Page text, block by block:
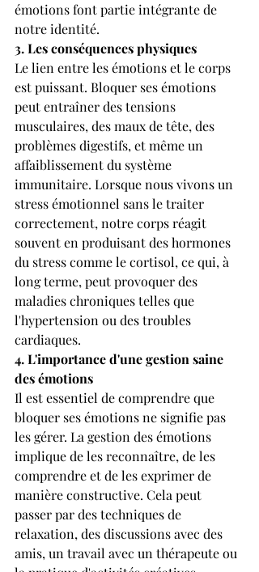
émotions font partie intégrante de
notre identité.
3. Les conséquences physiques
Le lien entre les émotions et le corps
est puissant. Bloquer ses émotions
peut entraîner des tensions
musculaires, des maux de tête, des
problèmes digestifs, et même un
affaiblissement du système
immunitaire. Lorsque nous vivons un
stress émotionnel sans le traiter
correctement, notre corps réagit
souvent en produisant des hormones
du stress comme le cortisol, ce qui, à
long terme, peut provoquer des
maladies chroniques telles que
l'hypertension ou des troubles
cardiaques.
4. L'importance d'une gestion saine
des émotions
Il est essentiel de comprendre que
bloquer ses émotions ne signifie pas
les gérer. La gestion des émotions
implique de les reconnaître, de les
comprendre et de les exprimer de
manière constructive. Cela peut
passer par des techniques de
relaxation, des discussions avec des
amis, un travail avec un thérapeute ou